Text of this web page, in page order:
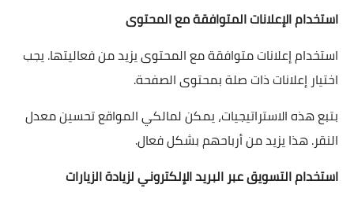
استخدام الإعلانات المتوافقة مع المحتوى
استخدام إعلانات متوافقة مع المحتوى يزيد من فعاليتها. يجب
اختيار إعلانات ذات صلة بمحتوى الصفحة.
بتبع هذه الاستراتيجيات، يمكن لمالكي المواقع تحسين معدل
النقر. هذا يزيد من أرباحهم بشكل فعال.
استخدام التسويق عبر البريد الإلكتروني لزيادة الزيارات